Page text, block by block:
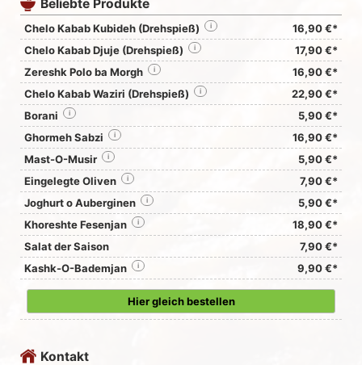
Beliebte Produkte
Chelo Kabab Kubideh (Drehspieß) i
16,90 €*
Chelo Kabab Djuje (Drehspieß)
i
17,90 €*
Zereshk Polo ba Morgh
i
16,90 €*
Chelo Kabab Waziri (Drehspieß)
i
22,90 €*
Borani
i
5,90 €*
Ghormeh Sabzi
i
16,90 €*
Mast-O-Musir
i
5,90 €*
Eingelegte Oliven
i
7,90 €*
Joghurt o Auberginen
i
5,90 €*
Khoreshte Fesenjan
i
18,90 €*
Salat der Saison
7,90 €*
Kashk-O-Bademjan
i 9,90 €*
Hier gleich bestellen
Kontakt